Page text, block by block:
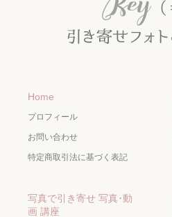
Home
プロフィール
お問い合わせ
特定商取引法に基づく表記
写真で引き寄せ 写真･動
画 講座